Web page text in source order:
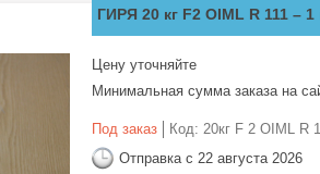
ГИРЯ 20 кг F2 OIML R 111 –
Цену уточняйте
Минимальная сумма заказа на
Под заказ Код: 20кг F 2 OIML R
Отправка с 22 августа 2026